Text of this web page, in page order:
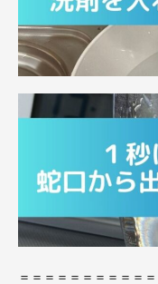
＝＝＝＝＝＝＝＝＝＝